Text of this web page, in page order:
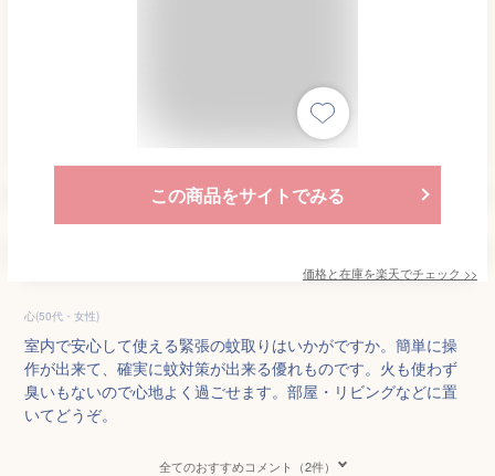
この商品をサイトでみる
価格と在庫を楽天でチェック >>
心(50代・女性)
室内で安心して使える緊張の蚊取りはいかがですか。簡単に操
作が出来て、確実に蚊対策が出来る優れものです。火も使わず
臭いもないので心地よく過ごせます。部屋・リビングなどに置
いてどうぞ。
全てのおすすめコメント（2件）